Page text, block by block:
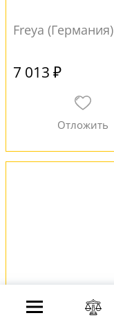
Freya (Германия)
7 013 ₽